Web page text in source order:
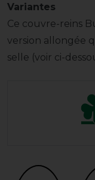
Variantes
Ce couvre-reins
version allongée
selle (voir ci-